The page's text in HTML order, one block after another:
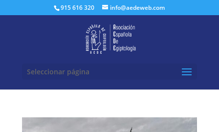
915 616 320 info@aedeweb.com
Seleccionar página